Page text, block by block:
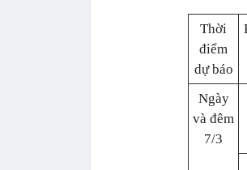
Thời
điểm
dự báo
Ngày
và đêm
7/3